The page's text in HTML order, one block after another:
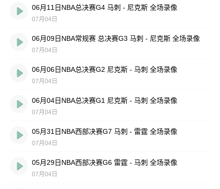
06月11日NBA总决赛G4 马刺 - 尼克斯 全场录像
07月04日
06月09日NBA常规赛 总决赛G3 马刺 - 尼克斯 全场录像
07月04日
06月06日NBA总决赛G2 尼克斯 - 马刺 全场录像
07月04日
06月04日NBA总决赛G1 尼克斯 - 马刺 全场录像
07月04日
05月31日NBA西部决赛G7 马刺 - 雷霆 全场录像
07月04日
05月29日NBA西部决赛G6 雷霆 - 马刺 全场录像
07月04日